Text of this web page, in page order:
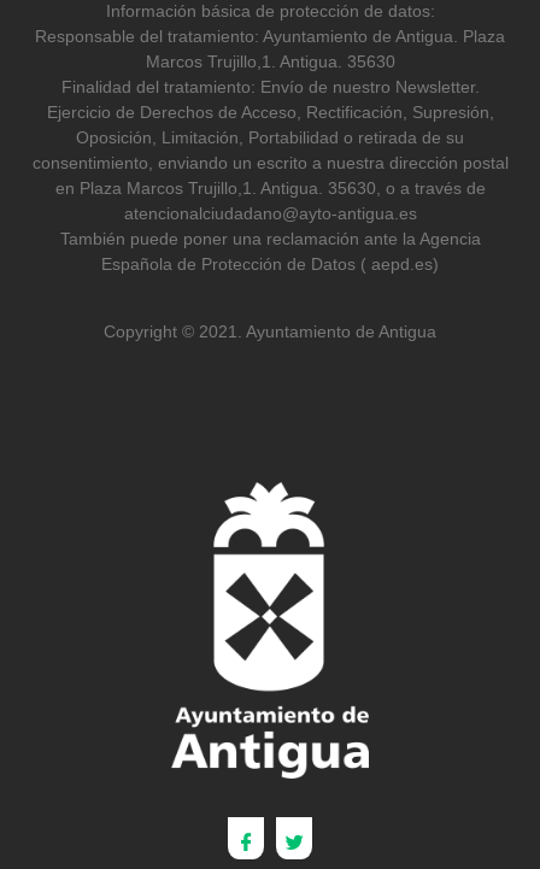
Información básica de protección de datos:
Responsable del tratamiento: Ayuntamiento de Antigua. Plaza
Marcos Trujillo,1. Antigua. 35630
Finalidad del tratamiento: Envío de nuestro Newsletter.
Ejercicio de Derechos de Acceso, Rectificación, Supresión,
Oposición, Limitación, Portabilidad o retirada de su
consentimiento, enviando un escrito a nuestra dirección postal
en Plaza Marcos Trujillo,1. Antigua. 35630, o a través de
atencionalciudadano@ayto-antigua.es
También puede poner una reclamación ante la Agencia
Española de Protección de Datos ( aepd.es)
Copyright © 2021. Ayuntamiento de Antigua